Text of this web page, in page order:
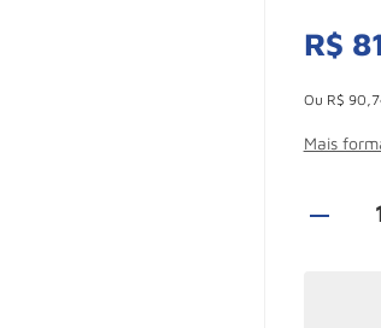
R$ 81
Ou R$ 90
Mais